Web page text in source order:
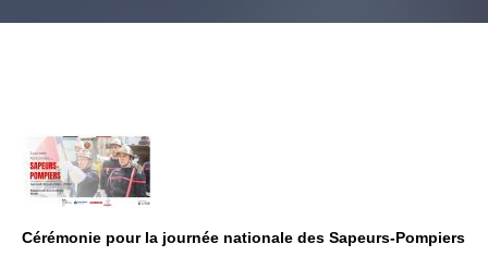
Cérémonie pour la journée nationale des Sapeurs-Pompiers